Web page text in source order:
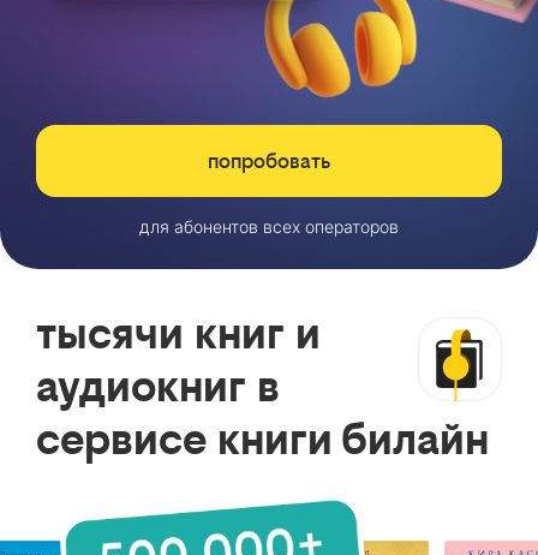
попробовать
для абонентов всех операторов
тысячи книг и
аудиокниг в
сервисе книги билайн